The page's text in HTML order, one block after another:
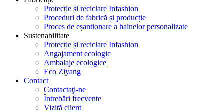
Protecție și reciclare Infashion
Proceduri de fabrică și producție
Proces de eșantionare a hainelor personalizate
Sustenabilitate
Protecție și reciclare Infashion
Angajament ecologic
Ambalaje ecologice
Eco Ziyang
Contact
Contactaţi-ne
Întrebări frecvente
Vizită client